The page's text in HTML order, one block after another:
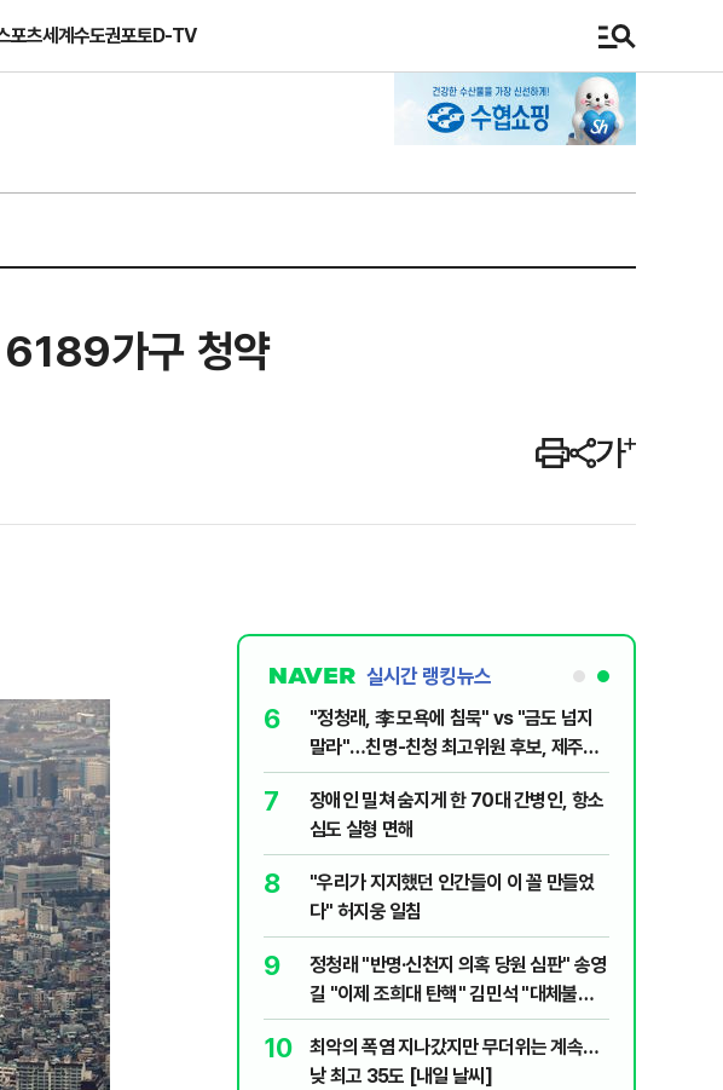
포츠세계수도권포토D-TV
가구 청약
실시간 랭킹뉴스
시청으로” 김선태에게 전한 40세
장의 재치 있는 제안…추천 2000
로또 1등 당첨번호
번…1등 당첨지역
에 우연히 복권 샀는데…" 1등 5억
자 사연은?
라마 '김부장' 제작사 회장 수사…
장법 위반 의혹
, 제주·인천서 정청래 누르고 1위…
과도 金 선두
6
"정청래, 李 모욕에 침묵" vs "금도 넘지
말라"…친명-친청 최고위원 후보, 제주서
격돌
7
장애인 밀쳐 숨지게 한 70대 간병인, 항소
심도 실형 면해
8
"우리가 지지했던 인간들이 이 꼴 만들었
다" 허지웅 일침
9
정청래 "반명·신천지 의혹 당원 심판" 송영
길 "이제 조희대 탄핵" 김민석 "대체불가
민주당"
10
최악의 폭염 지나갔지만 무더위는 계속…
낮 최고 35도 [내일 날씨]